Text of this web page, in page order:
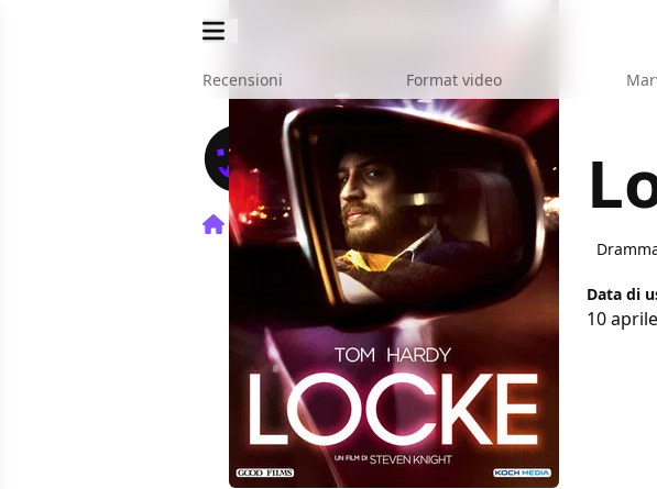
Recensioni Format video
Home Film Locke
Data di
10